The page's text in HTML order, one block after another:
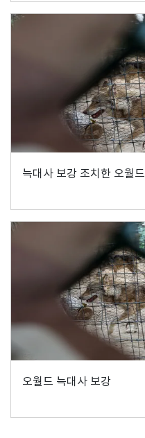
늑대사 보강 조치한 오월드
오월드 늑대사 보강